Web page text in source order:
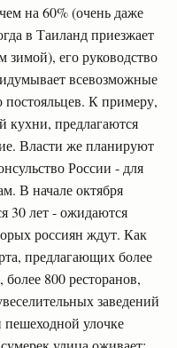
на 60% (очень даже
в Таиланд приезжает
зимой), его руководство
всевозможные
К примеру,
кухни, предлагаются
Власти же планируют
России - для
В начале октября
30 лет - ожидаются
россиян ждут. Как
предлагающих более
800 ресторанов,
заведений
улочке